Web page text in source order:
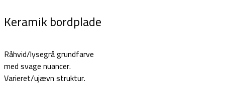
Keramik bordplade
Råhvid/lysegrå grundfarve
med svage nuancer.
Varieret/ujævn struktur.